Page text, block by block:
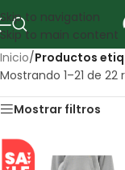
Skip to navigation
Skip to main content
Inicio/Productos
Mostrando 1–21 de 22
Mostrar filtros